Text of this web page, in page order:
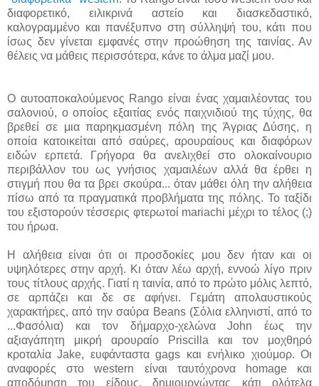
διαφορετικό, ειλικρινά αστείο και διασκεδαστικό,
καλογραμμένο και πανέξυπνο στη σύλληψή του, κάτι που
ίσως δεν γίνεται εμφανές στην προώθηση της ταινίας. Αν
θέλεις να μάθεις περισσότερα, κάνε το άλμα μαζί μου.
Ο αυτοαποκαλούμενος Rango είναι ένας χαμαιλέοντας του
σαλονιού, ο οποίος εξαιτίας ενός παιχνιδιού της τύχης, θα
βρεθεί σε μια παρηκμασμένη πόλη της Άγριας Δύσης, η
οποία κατοικείται από σαύρες, αρουραίους και διαφόρων
ειδών ερπετά. Γρήγορα θα ανελιχθεί στο ολοκαίνουριο
περιβάλλον του ως γνήσιος χαμαιλέων αλλά θα έρθει η
στιγμή που θα τα βρει σκούρα... όταν μάθει όλη την αλήθεια
πίσω από τα πραγματικά προβλήματα της πόλης. Το ταξίδι
του εξιστορούν τέσσερις φτερωτοί mariachi μέχρι το τέλος (;)
του ήρωα.
Η αλήθεια είναι ότι οι προσδοκίες μου δεν ήταν και οι
υψηλότερες στην αρχή. Κι όταν λέω αρχή, εννοώ λίγο πριν
τους τίτλους αρχής. Γιατί η ταινία, από το πρώτο μόλις λεπτό,
σε αρπάζει και δε σε αφήνει. Γεμάτη απολαυστικούς
χαρακτήρες, από την σαύρα Beans (Σόλια ελληνιστί, από το
...Φασόλια) και τον δήμαρχο-χελώνα John έως την
αξιαγάπητη μικρή αρουραίο Priscilla και τον μοχθηρό
κροταλία Jake, ευφάνταστα gags και ενήλικο χιούμορ. Οι
αναφορές στο western είναι ταυτόχρονα homage και
αποδόμηση του είδους, δημιουργώντας κάτι ολότελα